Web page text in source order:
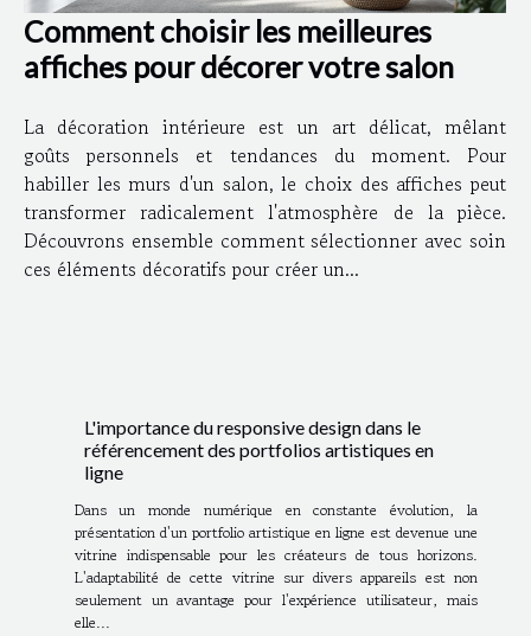
Comment choisir les meilleures
affiches pour décorer votre salon
La décoration intérieure est un art délicat, mêlant
goûts personnels et tendances du moment. Pour
habiller les murs d'un salon, le choix des affiches peut
transformer radicalement l'atmosphère de la pièce.
Découvrons ensemble comment sélectionner avec soin
ces éléments décoratifs pour créer un...
L'importance du responsive design dans le
référencement des portfolios artistiques en
ligne
Dans un monde numérique en constante évolution, la
présentation d'un portfolio artistique en ligne est devenue une
vitrine indispensable pour les créateurs de tous horizons.
L'adaptabilité de cette vitrine sur divers appareils est non
seulement un avantage pour l'expérience utilisateur, mais
elle...